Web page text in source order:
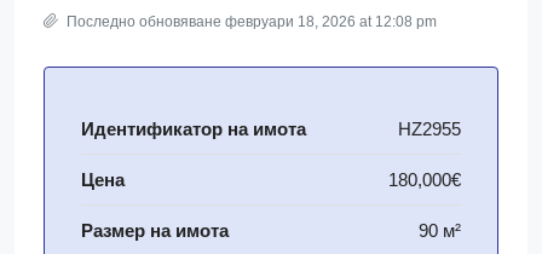
Последно обновяване февруари 18, 2026 at 12:08 pm
Идентификатор на имота HZ2955
Цена 180,000€
Размер на имота 90 м²